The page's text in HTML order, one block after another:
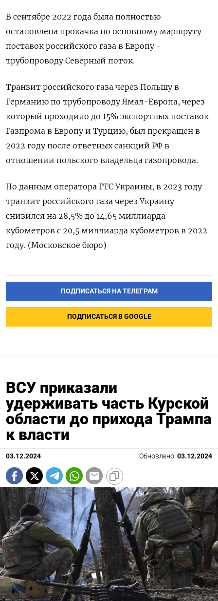
В сентябре 2022 года была полностью
остановлена прокачка по основному маршруту
поставок российского газа в Европу -
трубопроводу Северный поток.
Транзит российского газа через Польшу в
Германию по трубопроводу Ямал-Европа, через
который проходило до 15% экспортных поставок
Газпрома в Европу и Турцию, был прекращен в
2022 году после ответных санкций РФ в
отношении польского владельца газопровода.
По данным оператора ГТС Украины, в 2023 году
транзит российского газа через Украину
снизился на 28,5% до 14,65 миллиарда
кубометров с 20,5 миллиарда кубометров в 2022
году. (Московское бюро)
ПОДПИСАТЬСЯ НА ТЕЛЕГРАМ
ПОДПИСАТЬСЯ В GOOGLE
ВСУ приказали
удерживать часть Курской
области до прихода Трампа
к власти
03.12.2024 Обновлено: 03.12.2024